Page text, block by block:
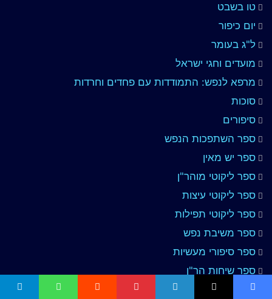
טו בשבט
יום כיפור
ל"ג בעומר
מועדים וחגי ישראל
מרפא לנפש: התמודדות עם פחדים וחרדות
סוכות
סיפורים
ספר השתפכות הנפש
ספר יש מאין
ספר ליקוטי מוהר"ן
ספר ליקוטי עיצות
ספר ליקוטי תפילות
ספר משיבת נפש
ספר סיפורי מעשיות
ספר שיחות הר"ן
ספרי ברסלב